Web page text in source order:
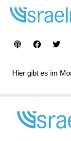
Hier gibt es im